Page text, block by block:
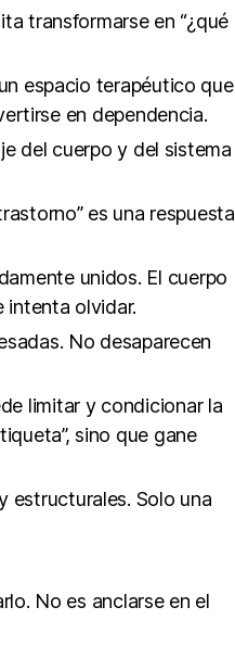
transformarse en “¿qué
espacio terapéutico que
en dependencia.
del cuerpo y del sistema
es una respuesta
unidos. El cuerpo
intenta olvidar.
No desaparecen
limitar y condicionar la
sino que gane
estructurales. Solo una
No es anclarse en el